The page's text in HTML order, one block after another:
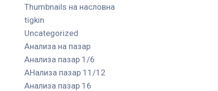
Thumbnails на насловна
tigkin
Uncategorized
Анализа на пазар
Анализа пазар 1/6
АНализа пазар 11/12
Анализа пазар 16